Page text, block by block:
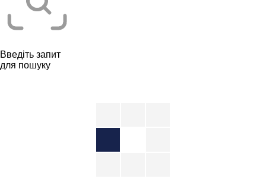
Введіть запит
для пошуку